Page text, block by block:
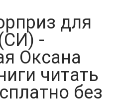
для
-
Оксана
читать
без